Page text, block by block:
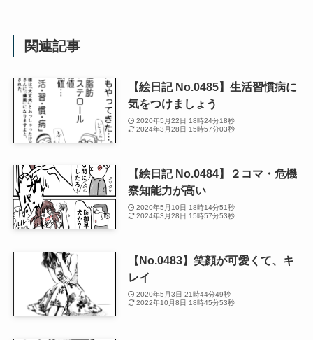
関連記事
【絵日記 No.0485】生活習慣病に
気をつけましょう
2020年5月22日 18時24分18秒
2024年3月28日 15時57分03秒
【絵日記 No.0484】２コマ・危機
察知能力が高い
2020年5月10日 18時14分51秒
2024年3月28日 15時57分53秒
【No.0483】笑顔が可愛くて、キ
レイ
2020年5月3日 21時44分49秒
2022年10月8日 18時45分53秒